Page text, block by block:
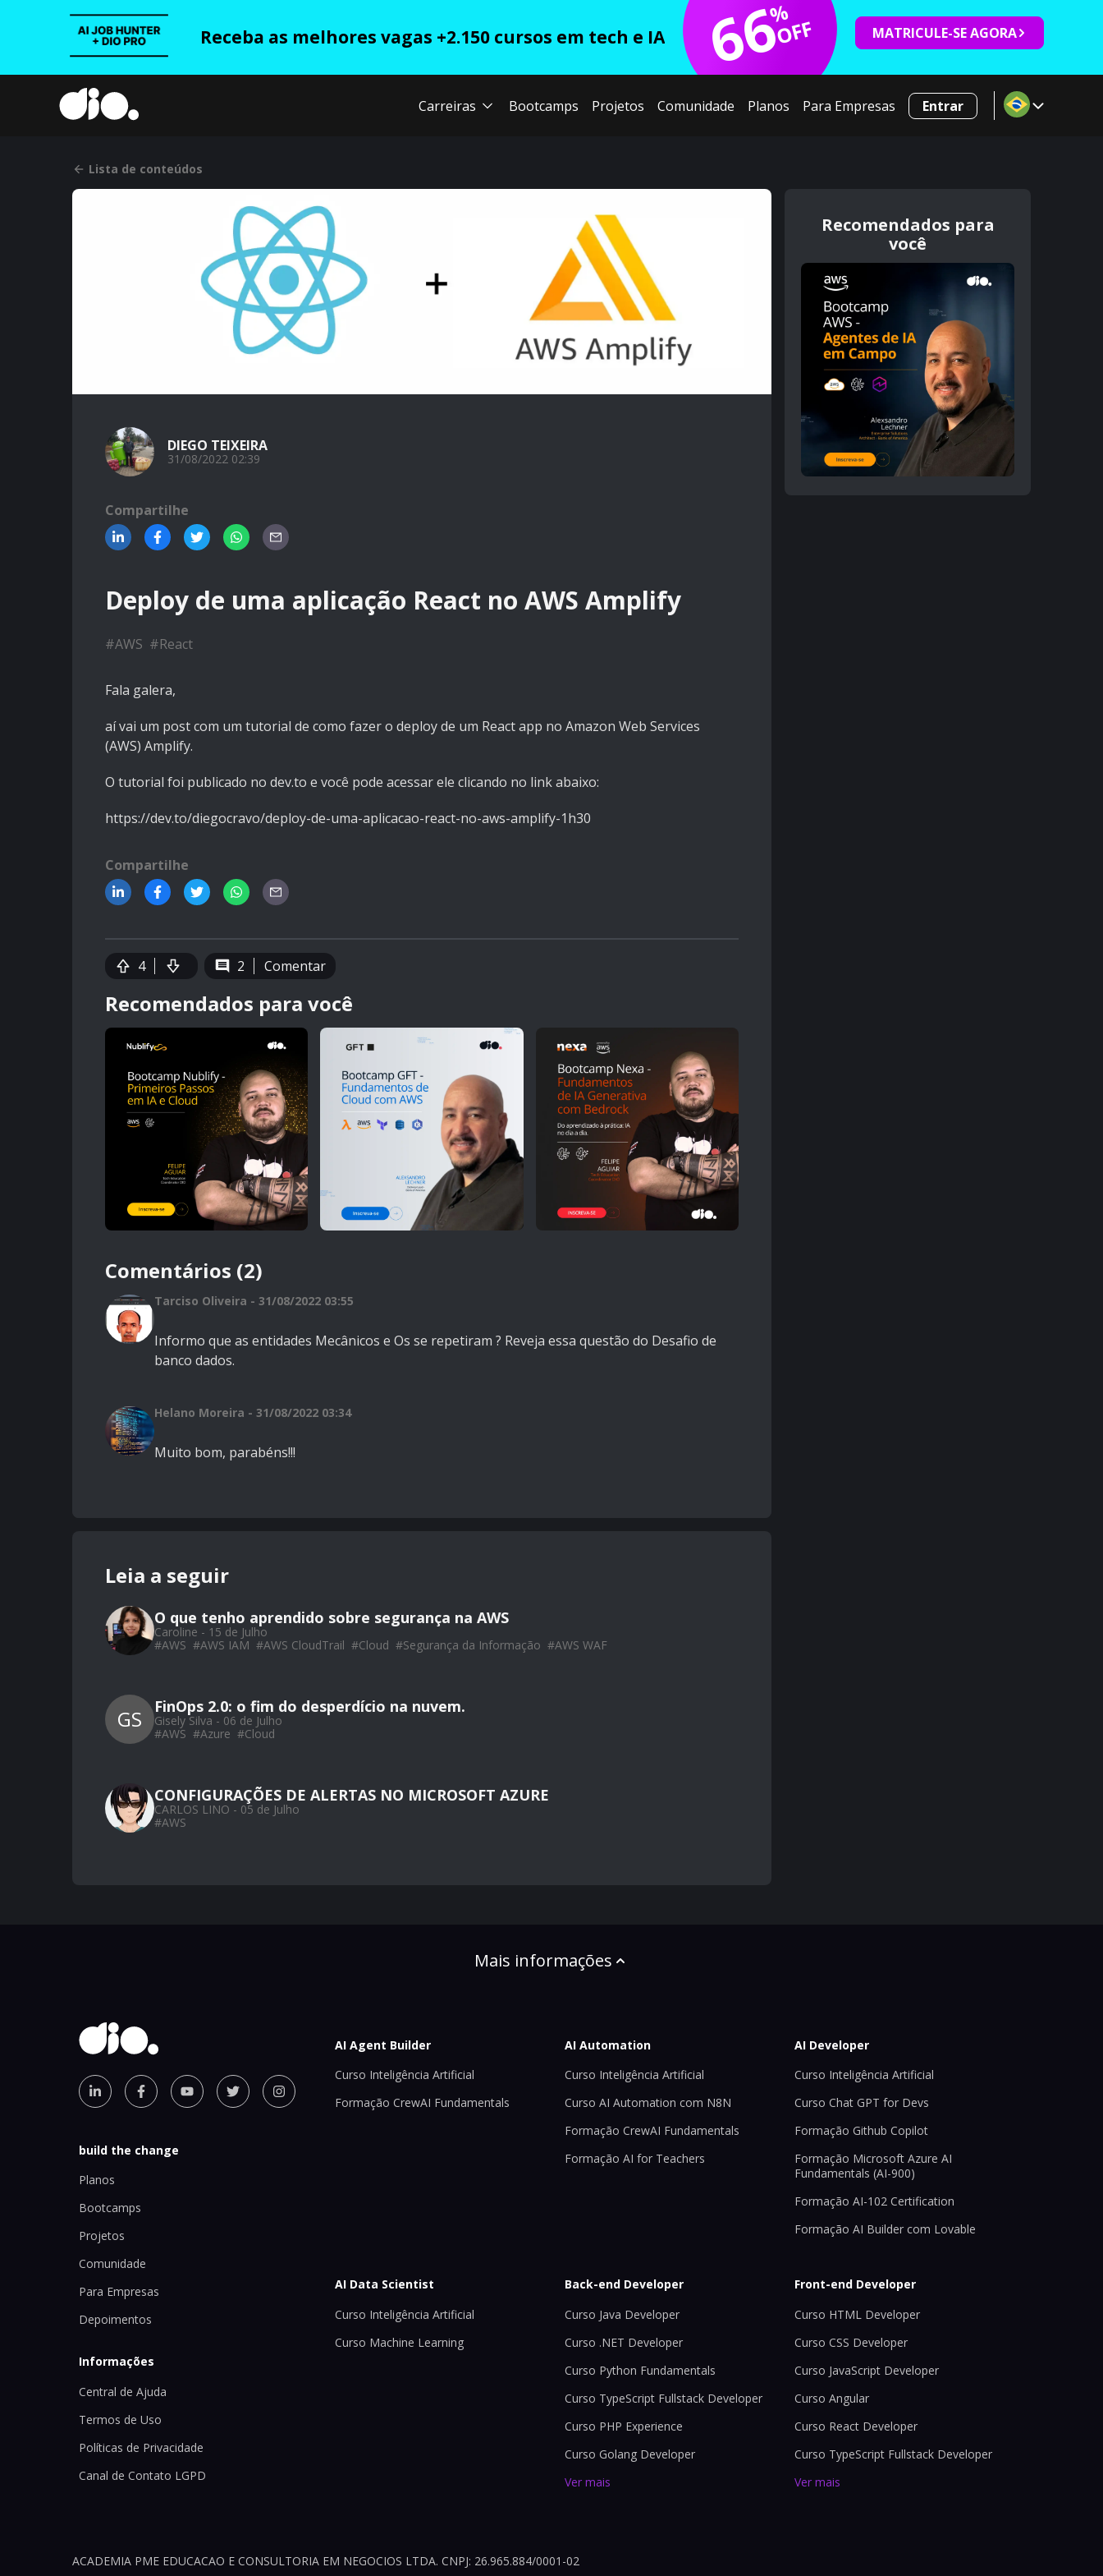
Receba as melhores vagas +2.150 cursos em tech e IA 66
%
OFF MATRICULE-SE AGORA
Carreiras Bootcamps Projetos Comunidade Planos Para Empresas Entrar
Lista de conteúdos
DIEGO TEIXEIRA
31/08/2022 02:39
Compartilhe
Deploy de uma aplicação React no AWS Amplify
#AWS #React
Fala galera,
aí vai um post com um tutorial de como fazer o deploy de um React app no Amazon Web Services
(AWS) Amplify.
O tutorial foi publicado no dev.to e você pode acessar ele clicando no link abaixo:
https://dev.to/diegocravo/deploy-de-uma-aplicacao-react-no-aws-amplify-1h30
Compartilhe
4 2 Comentar
Recomendados para você
Comentários (2)
Tarciso Oliveira - 31/08/2022 03:55
Informo que as entidades Mecânicos e Os se repetiram ? Reveja essa questão do Desafio de
banco dados.
Helano Moreira - 31/08/2022 03:34
Muito bom, parabéns!!!
Leia a seguir
O que tenho aprendido sobre segurança na AWS
Caroline - 15 de Julho
#AWS #AWS IAM #AWS CloudTrail #Cloud #Segurança da Informação #AWS WAF
GS FinOps 2.0: o fim do desperdício na nuvem.
Gisely Silva - 06 de Julho
#AWS #Azure #Cloud
CONFIGURAÇÕES DE ALERTAS NO MICROSOFT AZURE
CARLOS LINO - 05 de Julho
#AWS
Recomendados para
você
Mais informações
build the change
Planos
Bootcamps
Projetos
Comunidade
Para Empresas
Depoimentos
Informações
Central de Ajuda
Termos de Uso
Políticas de Privacidade
Canal de Contato LGPD
AI Agent Builder
Curso Inteligência Artificial
Formação CrewAI Fundamentals
AI Automation
Curso Inteligência Artificial
Curso AI Automation com N8N
Formação CrewAI Fundamentals
Formação AI for Teachers
AI Developer
Curso Inteligência Artificial
Curso Chat GPT for Devs
Formação Github Copilot
Formação Microsoft Azure AI
Fundamentals (AI-900)
Formação AI-102 Certification
Formação AI Builder com Lovable
AI Data Scientist
Curso Inteligência Artificial
Curso Machine Learning
Back-end Developer
Curso Java Developer
Curso .NET Developer
Curso Python Fundamentals
Curso TypeScript Fullstack Developer
Curso PHP Experience
Curso Golang Developer
Ver mais
Front-end Developer
Curso HTML Developer
Curso CSS Developer
Curso JavaScript Developer
Curso Angular
Curso React Developer
Curso TypeScript Fullstack Developer
Ver mais
ACADEMIA PME EDUCACAO E CONSULTORIA EM NEGOCIOS LTDA. CNPJ: 26.965.884/0001-02